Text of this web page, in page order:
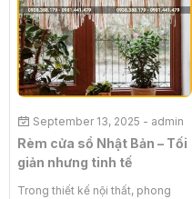
minh, biết cách tìm kiếm sản
phẩm chất lượng với mức giá
phải chăng. Bài viết này sẽ chia
sẻ những kinh nghiệm vàng giúp
bạn có được những bộ rèm ưng ý
mà vẫn tiết kiệm chi phí hiệu quả.
September 13, 2025 - admin
Rèm cửa sổ Nhật Bản – Tối
giản nhưng tinh tế
Trong thiết kế nội thất, phong